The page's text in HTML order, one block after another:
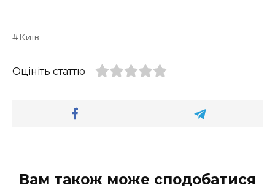
Київ
Оцініть статтю
Вам також може сподобатися